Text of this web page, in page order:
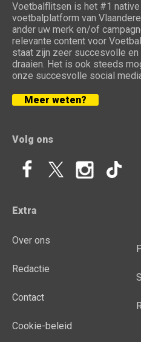
Voetbalflitsen is het #1
voetbalplatform van
ander uw merk en/of
relevante content voor
staat zijn zeer succesvolle
draaien. Het is ook steeds
onze succesvolle social
Meer weten?
Volg ons
Extra
Over ons
Redactie
Contact
Cookie-beleid